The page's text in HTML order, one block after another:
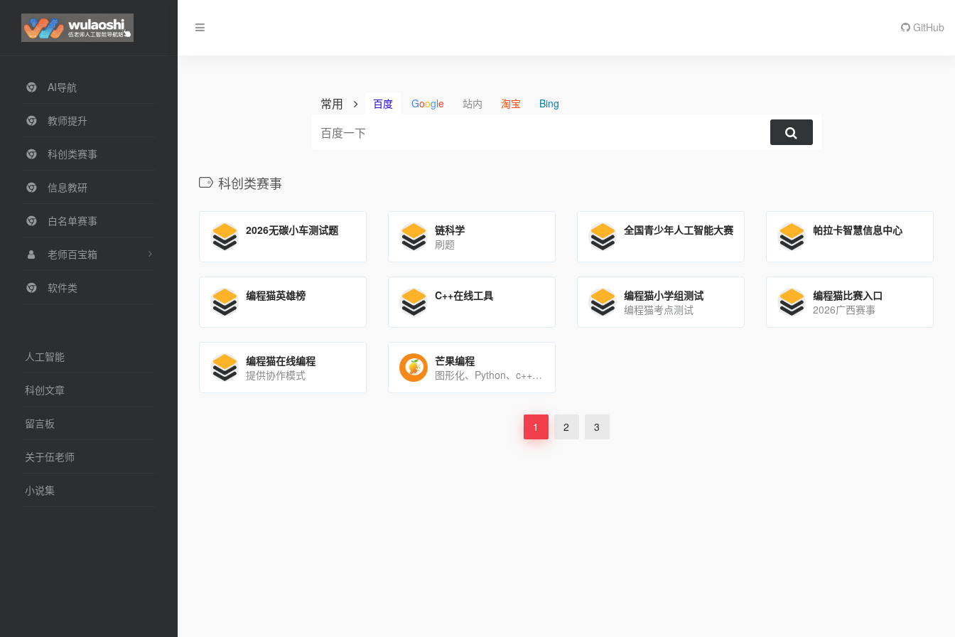
AI导航
教师提升
科创类赛事
信息教研
白名单赛事
老师百宝箱
软件类
人工智能
科创文章
留言板
关于伍老师
小说集
GitHub
常用 百度 Google 站内 淘宝 Bing
科创类赛事
2026无碳小车测试题
链科学
刷题
全国青少年人工智能大赛 帕拉卡智慧信息中心
编程猫英雄榜 C++在线工具
编程猫小学组测试
编程猫考点测试
编程猫比赛入口
2026广西赛事
编程猫在线编程
提供协作模式
芒果编程
图形化、Python、c++题库
1 2 3